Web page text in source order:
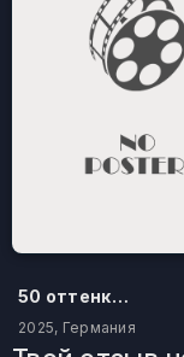
50 оттенков бестселлера
2025, Германия